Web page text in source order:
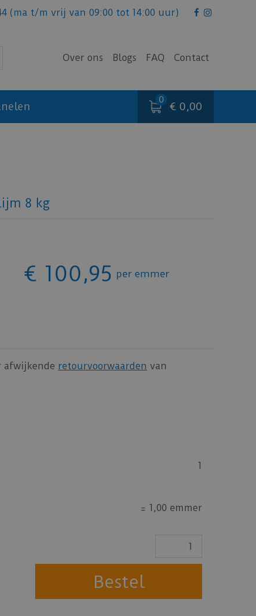
(ma t/m vrij van 09:00 tot 14:00 uur)
Over ons Blogs FAQ Contact
€ 0,00
8 kg
€ 100,95 per emmer
afwijkende retourvoorwaarden van
1
= 1,00 emmer